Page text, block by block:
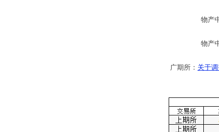
物产
物产
广期所： 关于